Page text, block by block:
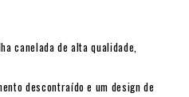
canelada de alta qualidade,
descontraído e um design de